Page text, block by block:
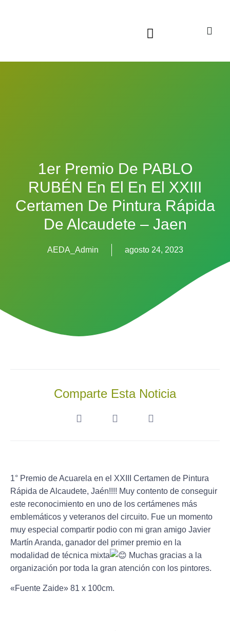
1er Premio De PABLO
RUBÉN En El En El XXIII
Certamen De Pintura Rápida
De Alcaudete – Jaen
AEDA_Admin agosto 24, 2023
Comparte Esta Noticia
1° Premio de Acuarela en el XXIII Certamen de Pintura
Rápida de Alcaudete, Jaén!!!! Muy contento de conseguir
este reconocimiento en uno de los certámenes más
emblemáticos y veteranos del circuito. Fue un momento
muy especial compartir podio con mi gran amigo Javier
Martín Aranda, ganador del primer premio en la
modalidad de técnica mixta
Muchas gracias a la
organización por toda la gran atención con los pintores.
«Fuente Zaide» 81 x 100cm.